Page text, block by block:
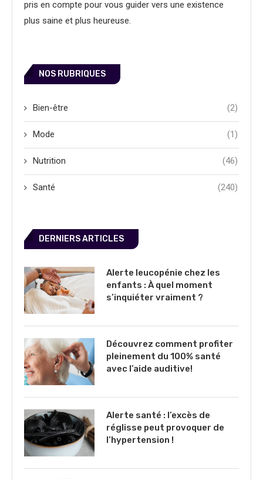
pris en compte pour vous guider vers une existence
plus saine et plus heureuse.
NOS RUBRIQUES
Bien-être (2)
Mode (1)
Nutrition (46)
Santé (240)
DERNIERS ARTICLES
Alerte leucopénie chez les
enfants : À quel moment
s’inquiéter vraiment ?
Découvrez comment profiter
pleinement du 100% santé
avec l’aide auditive!
Alerte santé : l’excès de
réglisse peut provoquer de
l’hypertension !